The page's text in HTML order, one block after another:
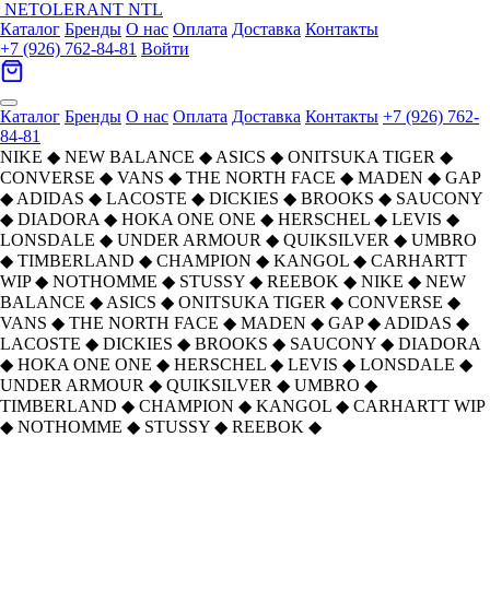
NETOLERANT NTL
Каталог Бренды О нас Оплата Доставка Контакты
+7 (926) 762-84-81 Войти
Каталог Бренды О нас Оплата Доставка Контакты +7 (926) 762-
84-81
NIKE ◆ NEW BALANCE ◆ ASICS ◆ ONITSUKA TIGER ◆
CONVERSE ◆ VANS ◆ THE NORTH FACE ◆ MADEN ◆ GAP
◆ ADIDAS ◆ LACOSTE ◆ DICKIES ◆ BROOKS ◆ SAUCONY
◆ DIADORA ◆ HOKA ONE ONE ◆ HERSCHEL ◆ LEVIS ◆
LONSDALE ◆ UNDER ARMOUR ◆ QUIKSILVER ◆ UMBRO
◆ TIMBERLAND ◆ CHAMPION ◆ KANGOL ◆ CARHARTT
WIP ◆ NOTHOMME ◆ STUSSY ◆ REEBOK ◆ NIKE ◆ NEW
BALANCE ◆ ASICS ◆ ONITSUKA TIGER ◆ CONVERSE ◆
VANS ◆ THE NORTH FACE ◆ MADEN ◆ GAP ◆ ADIDAS ◆
LACOSTE ◆ DICKIES ◆ BROOKS ◆ SAUCONY ◆ DIADORA
◆ HOKA ONE ONE ◆ HERSCHEL ◆ LEVIS ◆ LONSDALE ◆
UNDER ARMOUR ◆ QUIKSILVER ◆ UMBRO ◆
TIMBERLAND ◆ CHAMPION ◆ KANGOL ◆ CARHARTT WIP
◆ NOTHOMME ◆ STUSSY ◆ REEBOK ◆